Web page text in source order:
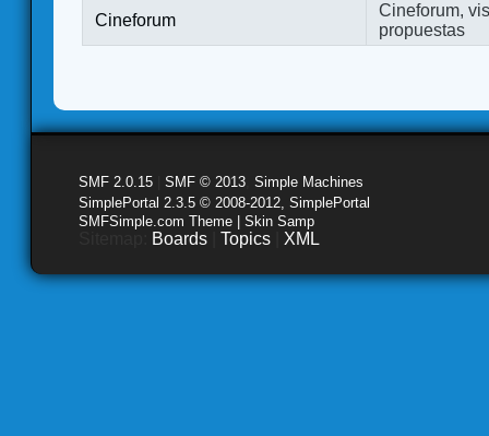
Cineforum
Cineforum,
propuestas
SMF 2.0.15 SMF © 2013 Simple Machines
SimplePortal 2.3.5 © 2008-2012, SimplePortal
SMFSimple.com Theme | Skin Samp
Boards Topics XML